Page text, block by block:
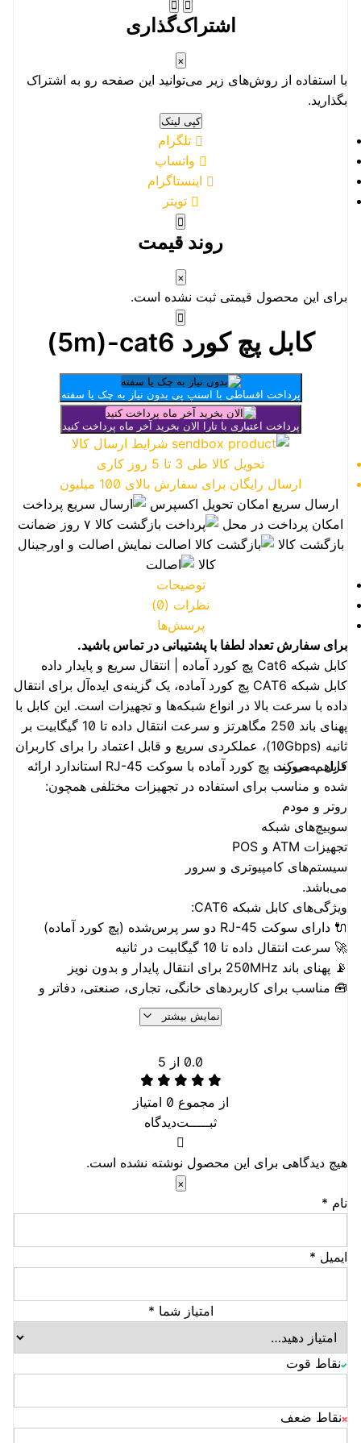
اشتراک‌گذاری
×
با استفاده از روش‌های زیر می‌توانید این صفحه رو به اشتراک
بگذارید.
کپی لینک
تلگرام
واتساپ
اینستاگرام
تویتر
روند قیمت
×
برای این محصول قیمتی ثبت نشده است.
کابل پچ کورد 5m)-cat6)
پرداخت اقساطی با اسنپ پی بدون نیاز به چک یا سفته
پرداخت اعتباری با تارا الان بخرید آخر ماه پرداخت کنید
شرایط ارسال کالا
تحویل کالا طی 3 تا 5 روز کاری
ارسال رایگان برای سفارش بالای 100 میلیون
ارسال سریع امکان تحویل اکسپرس
پرداخت
امکان پرداخت در محل
بازگشت کالا
۷ روز ضمانت
بازگشت کالا
اصالت نمایش اصالت و اورجینال
کالا
توضیحات
نظرات (0)
پرسش‌ها
برای سفارش تعداد لطفا با پشتیبانی در تماس باشید.
کابل شبکه Cat6 پچ کورد آماده | انتقال سریع و پایدار داده
کابل شبکه CAT6 پچ کورد آماده، یک گزینه‌ی ایده‌آل برای انتقال
داده با سرعت بالا در انواع شبکه‌ها و تجهیزات است. این کابل با
پهنای باند 250 مگاهرتز و سرعت انتقال داده تا 10 گیگابیت بر
ثانیه (10Gbps)، عملکردی سریع و قابل اعتماد را برای کاربران
فراهم می‌کند.
کابل به‌صورت پچ کورد آماده با سوکت RJ-45 استاندارد ارائه
شده و مناسب برای استفاده در تجهیزات مختلفی همچون:
روتر و مودم
سوییچ‌های شبکه
تجهیزات ATM و POS
سیستم‌های کامپیوتری و سرور
می‌باشد.
ویژگی‌های کابل شبکه CAT6:
🔌 دارای سوکت RJ-45 دو سر پرس‌شده (پچ کورد آماده)
🚀 سرعت انتقال داده تا 10 گیگابیت در ثانیه
📡 پهنای باند 250MHz برای انتقال پایدار و بدون نویز
🧰 مناسب برای کاربردهای خانگی، تجاری، صنعتی، دفاتر و
🧵 ساختار مقاوم و کابل با کیفیت بالا جهت افزایش طول عمر
نمایش بیشتر
0.0 از 5
از مجموع 0 امتیاز
ثبـــــت‌دیدگاه
هیچ دیدگاهی برای این محصول نوشته نشده است.
×
نام *
ایمیل *
امتیاز شما *
نقاط قوت
نقاط ضعف